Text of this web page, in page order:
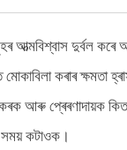
আত্মবিশ্বাস দুৰ্বল
মোকাবিলা কৰাৰ ক্ষমতা
কৰক আৰু প্ৰেৰণাদায়ক
কটাওক।